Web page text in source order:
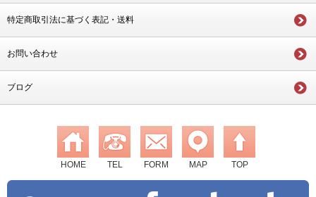
特定商取引法に基づく表記・送料
お問い合わせ
ブログ
HOME TEL FORM MAP TOP